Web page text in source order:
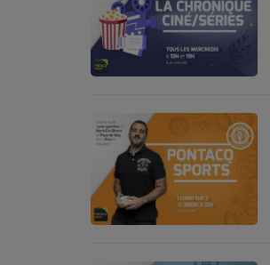
VENEZ DANS LE PUBLIC !
CRÉATIONS AUDIOVISUELLES
L'ŒIL DE L'OIE | PRÉSENTATION
VIDÉOS | L’ŒIL DE L'OIE
VIDÉOS | JEUX